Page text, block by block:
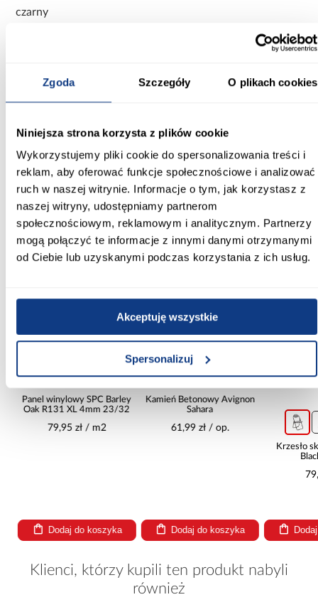
Zgoda Szczegóły O plikach cookies
Niniejsza strona korzysta z plików cookie
Wykorzystujemy pliki cookie do spersonalizowania treści i
reklam, aby oferować funkcje społecznościowe i analizować
ruch w naszej witrynie. Informacje o tym, jak korzystasz z
naszej witryny, udostępniamy partnerom
społecznościowym, reklamowym i analitycznym. Partnerzy
mogą połączyć te informacje z innymi danymi otrzymanymi
od Ciebie lub uzyskanymi podczas korzystania z ich usług.
Akceptuję wszystkie
Spersonalizuj
czarny
Sposób montażu:
przykręcany
Rozstaw otworów montażowych [mm]:
96
Inni Klienci sprawdzali również
Panel winylowy SPC Barley
Oak R131 XL 4mm 23/32
79,95 zł / m2
Dodaj do koszyka
Kamień Betonowy Avignon
Sahara
61,99 zł / op.
Dodaj do koszyka
Krzesło
Klienci, którzy kupili ten produkt nabyli
również